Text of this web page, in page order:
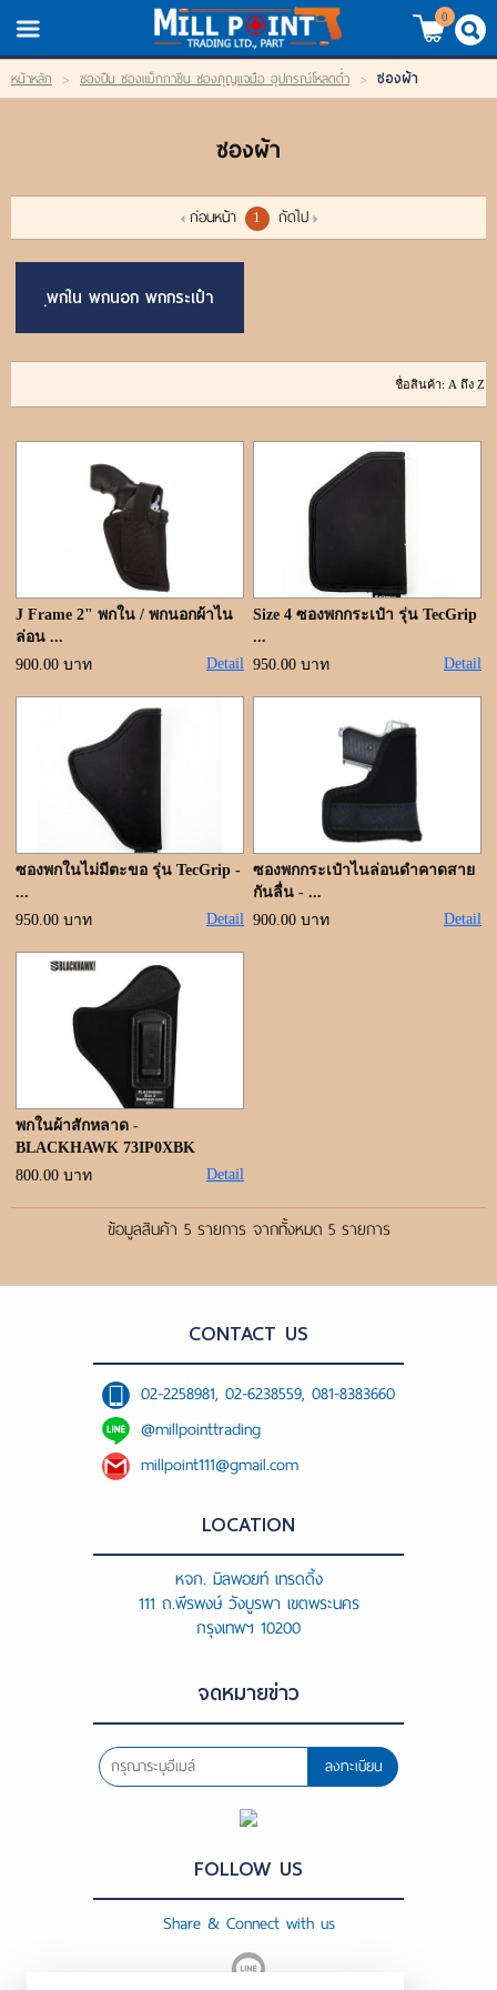
TH/EN
LOGIN REGISTER
My Wishlist
สินค้า
แบรนด์
เข้าสู่ระบบ
ขั้นตอนการสั่งซื้อ
แจ้งชำระเงิน
ค้นหาสินค้า
ติดต่อเรา
0
หน้าหลัก > ซองปืน ซองแม็กกาซีน ซองกุญแจมือ อุปกรณ์โหลดต่ำ > ซองผ้า
ซองผ้า
ก่อนหน้า 1 ถัดไป
ฺพกใน พกนอก พกกระเป๋า
J Frame 2" พกใน / พกนอกผ้าไน
ล่อน ...
900.00 บาท
Detail
Size 4 ซองพกกระเป๋า รุ่น TecGrip
...
950.00 บาท
Detail
ซองพกในไม่มีตะขอ รุ่น TecGrip -
...
950.00 บาท
Detail
ซองพกกระเป๋าไนล่อนดำคาดสาย
กันลื่น - ...
900.00 บาท
Detail
พกในผ้าสักหลาด -
BLACKHAWK 73IP0XBK
800.00 บาท
Detail
ข้อมูลสินค้า 5 รายการ จากทั้งหมด 5 รายการ
CONTACT US
02-2258981, 02-6238559, 081-8383660
@millpointtrading
millpoint111@gmail.com
LOCATION
หจก. มิลพอยท์ เทรดดิ้ง
111 ถ.พีรพงษ์ วังบูรพา เขตพระนคร
กรุงเทพฯ 10200
จดหมายข่าว
ลงทะเบียน
FOLLOW US
Share & Connect with us